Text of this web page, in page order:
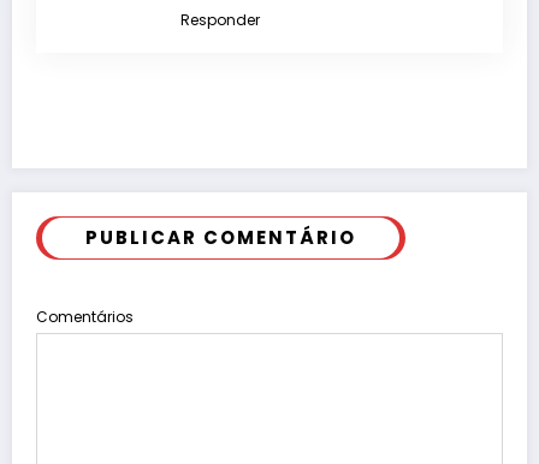
Responder
PUBLICAR COMENTÁRIO
Comentários